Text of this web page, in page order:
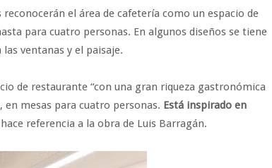
reconocerán el área de cafetería como un espacio de
para cuatro personas. En algunos diseños se tiene
ventanas y el paisaje.
de restaurante “con una gran riqueza gastronómica
en mesas para cuatro personas. Está inspirado en
referencia a la obra de Luis Barragán.